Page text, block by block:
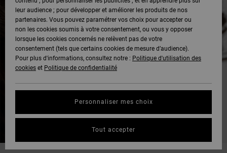
leur audience ; pour développer et améliorer les produits de nos
partenaires. Vous pouvez paramétrer vos choix pour accepter ou
non les cookies soumis à votre consentement, ou vous y opposer
lorsque les cookies concernés ne relèvent pas de votre
consentement (tels que certains cookies de mesure d’audience).
Pour plus d'informations, consultez notre : Politique d'utilisation des
cookies et Politique de confidentialité
Personnaliser mes choix
Tout accepter